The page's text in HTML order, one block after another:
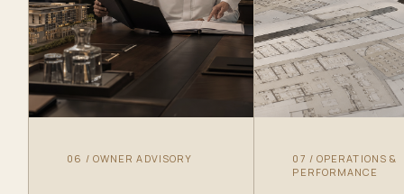
06 / OWNER ADVISORY 07 / OPERATIONS &
PERFORMANCE